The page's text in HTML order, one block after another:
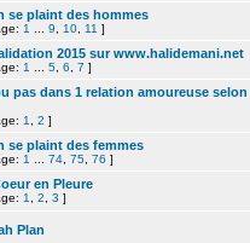
se plaint des hommes
1 9 10 11 ]
2015 sur www.halidemani.net
1 5 6 7 ]
pas dans 1 relation amoureuse selon
1 2 ]
se plaint des femmes
1 74 75 76 ]
en Pleure
1 2 3 ]
Plan